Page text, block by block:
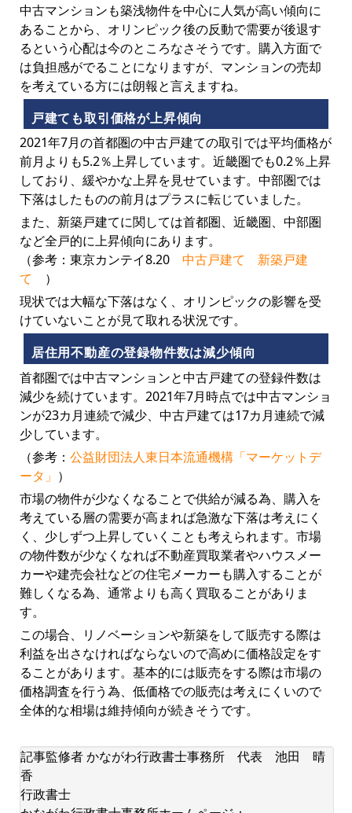
中古マンションも築浅物件を中心に人気が高い傾向に
あることから、オリンピック後の反動で需要が後退す
るという心配は今のところなさそうです。購入方面で
は負担感がでることになりますが、マンションの売却
を考えている方には朗報と言えますね。
戸建ても取引価格が上昇傾向
2021年7月の首都圏の中古戸建ての取引では平均価格が
前月よりも5.2％上昇しています。近畿圏でも0.2％上昇
しており、緩やかな上昇を見せています。中部圏では
下落はしたものの前月はプラスに転じていました。
また、新築戸建てに関しては首都圏、近畿圏、中部圏
など全戸的に上昇傾向にあります。
（参考：東京カンテイ8.20 中古戸建て
新築戸建
て ）
現状では大幅な下落はなく、オリンピックの影響を受
けていないことが見て取れる状況です。
居住用不動産の登録物件数は減少傾向
首都圏では中古マンションと中古戸建ての登録件数は
減少を続けています。2021年7月時点では中古マンショ
ンが23カ月連続で減少、中古戸建ては17カ月連続で減
少しています。
（参考： 公益財団法人東日本流通機構「マーケットデ
ータ」 ）
市場の物件が少なくなることで供給が減る為、購入を
考えている層の需要が高まれば急激な下落は考えにく
く、少しずつ上昇していくことも考えられます。市場
の物件数が少なくなれば不動産買取業者やハウスメー
カーや建売会社などの住宅メーカーも購入することが
難しくなる為、通常よりも高く買取ることがありま
す。
この場合、リノベーションや新築をして販売する際は
利益を出さなければならないので高めに価格設定をす
ることがあります。基本的には販売をする際は市場の
価格調査を行う為、低価格での販売は考えにくいので
全体的な相場は維持傾向が続きそうです。
記事監修者 かながわ行政書士事務所 代表 池田 晴
香
行政書士